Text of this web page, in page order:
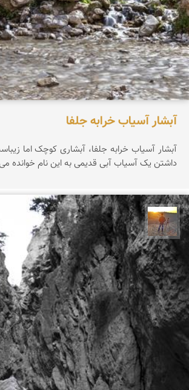
آبشار آسیاب خرابه جلفا
آبشار آسیاب خرابه جلفا، آبشاری کوچک اما
داشتن یک آسیاب آبی قدیمی به این نام خوانده
مهدی مخلصیان